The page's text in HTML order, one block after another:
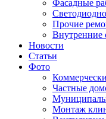
Фасадные
Прочие
Внутренние
Новости
Статьи
Фото
Частные
Монтаж